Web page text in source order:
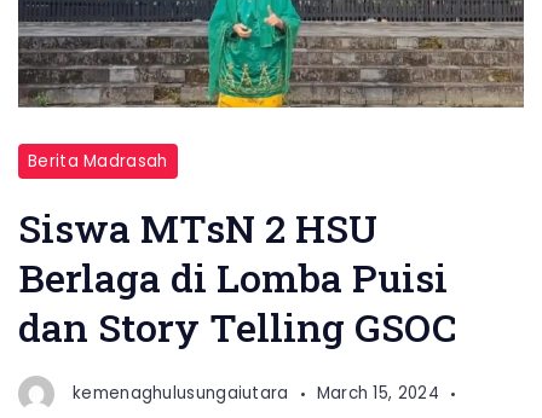
Berita Madrasah
Siswa MTsN 2 HSU
Berlaga di Lomba Puisi
dan Story Telling GSOC
kemenaghulusungaiutara
March 15, 2024